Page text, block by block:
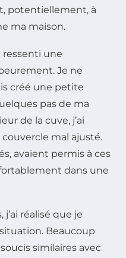
potentiellement, à
ma maison.
ressenti une
Je ne
créé une petite
pas de ma
de la cuve, j’ai
mal ajusté.
avaient permis à ces
dans une
réalisé que je
Beaucoup
similaires avec